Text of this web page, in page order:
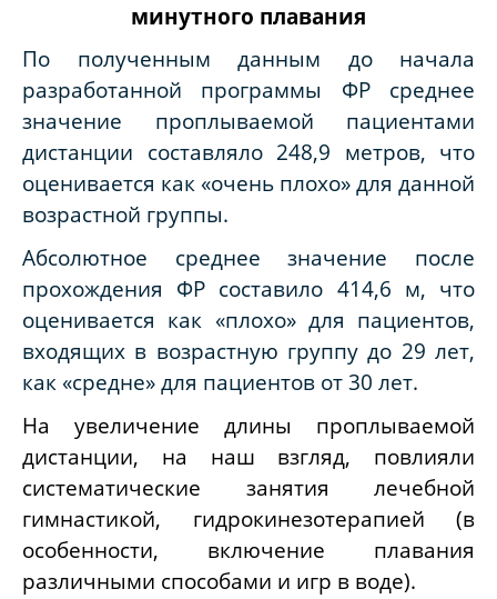
минутного плавания
По полученным данным до начала
разработанной программы ФР среднее
значение проплываемой пациентами
дистанции составляло 248,9 метров, что
оценивается как «очень плохо» для данной
возрастной группы.
Абсолютное среднее значение после
прохождения ФР составило 414,6 м, что
оценивается как «плохо» для пациентов,
входящих в возрастную группу до 29 лет,
как «средне» для пациентов от 30 лет.
На увеличение длины проплываемой
дистанции, на наш взгляд, повлияли
систематические занятия лечебной
гимнастикой, гидрокинезотерапией (в
особенности, включение плавания
различными способами и игр в воде).